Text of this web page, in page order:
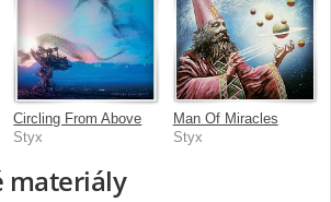
Circling From Above
Styx
Man Of Miracles
Styx
materiály